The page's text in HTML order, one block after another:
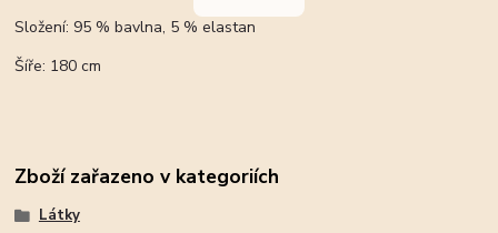
Složení: 95 % bavlna, 5 % elastan
Šíře: 180 cm
Zboží zařazeno v kategoriích
Látky